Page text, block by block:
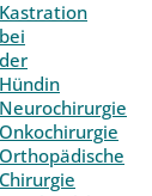
Kastration
bei
der
Hündin
Neurochirurgie
Onkochirurgie
Orthopädische
Chirurgie